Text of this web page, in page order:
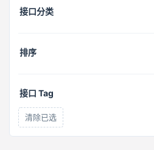
接口分类
排序
接口 Tag
清除已选